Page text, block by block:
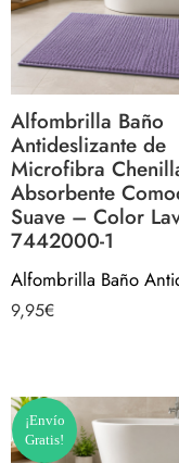
Alfombrilla Baño
Antideslizante de
Microfibra
Absorbente
Suave – Color
7442000-1
9,95€
¡Envío
Gratis!